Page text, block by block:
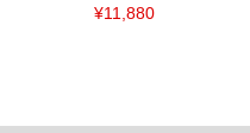
¥11,880